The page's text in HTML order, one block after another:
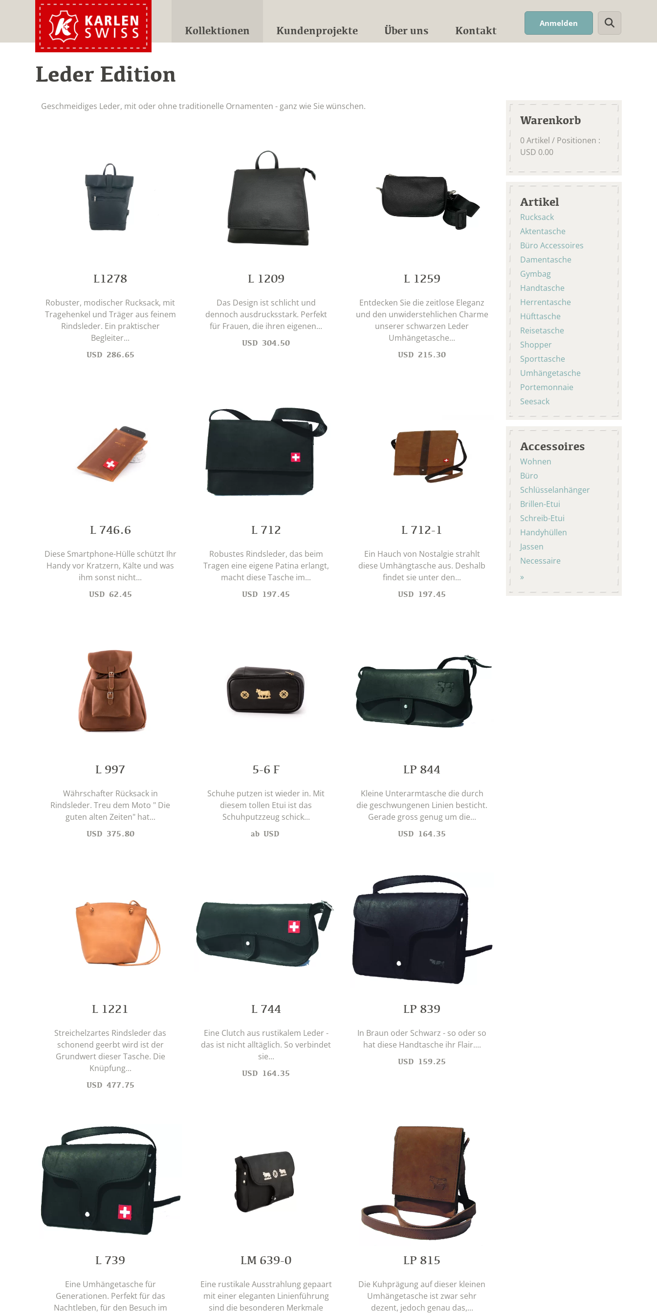
Kollektionen Kundenprojekte Über uns Kontakt
Anmelden Suchwort
Leder Edition
Warenkorb
0Artikel / Positionen :
USD 0.00
Artikel
Rucksack
Aktentasche
Büro Accessoires
Damentasche
Gymbag
Handtasche
Herrentasche
Hüfttasche
Reisetasche
Shopper
Sporttasche
Umhängetasche
Portemonnaie
Seesack
Accessoires
Wohnen
Büro
Schlüsselanhänger
Brillen-Etui
Schreib-Etui
Handyhüllen
Jassen
Necessaire
Geschmeidiges Leder, mit oder ohne traditionelle Ornamenten - ganz wie Sie wünschen.
L1278
Robuster, modischer Rucksack, mit
Tragehenkel und Träger aus feinem
Rindsleder. Ein praktischer
Begleiter...
USD 286.65
L 1209
Das Design ist schlicht und
dennoch ausdrucksstark. Perfekt
für Frauen, die ihren eigenen...
USD 304.50
L 1259
Entdecken Sie die zeitlose Eleganz
und den unwiderstehlichen Charme
unserer schwarzen Leder
Umhängetasche...
USD 215.30
L 746.6
Diese Smartphone-Hülle schützt Ihr
Handy vor Kratzern, Kälte und was
ihm sonst nicht...
USD 62.45
L 712
Robustes Rindsleder, das beim
Tragen eine eigene Patina erlangt,
macht diese Tasche im...
USD 197.45
L 712-1
Ein Hauch von Nostalgie strahlt
diese Umhängtasche aus. Deshalb
findet sie unter den...
USD 197.45
L 997
Währschafter Rücksack in
Rindsleder. Treu dem Moto " Die
guten alten Zeiten" hat...
USD 375.80
5-6 F
Schuhe putzen ist wieder in. Mit
diesem tollen Etui ist das
Schuhputzzeug schick...
ab USD
LP 844
Kleine Unterarmtasche die durch
die geschwungenen Linien besticht.
Gerade gross genug um die...
USD 164.35
L 1221
Streichelzartes Rindsleder das
schonend geerbt wird ist der
Grundwert dieser Tasche. Die
Knüpfung...
USD 477.75
L 744
Eine Clutch aus rustikalem Leder -
das ist nicht alltäglich. So verbindet
sie...
USD 164.35
LP 839
In Braun oder Schwarz - so oder so
hat diese Handtasche ihr Flair....
USD 159.25
L 739
Eine Umhängetasche für
Generationen. Perfekt für das
Nachtleben, für den Besuch im
LM 639-0
Eine rustikale Ausstrahlung gepaart
mit einer eleganten Linienführung
sind die besonderen Merkmale
LP 815
Die Kuhprägung auf dieser kleinen
Umhängetasche ist zwar sehr
dezent, jedoch genau das,...